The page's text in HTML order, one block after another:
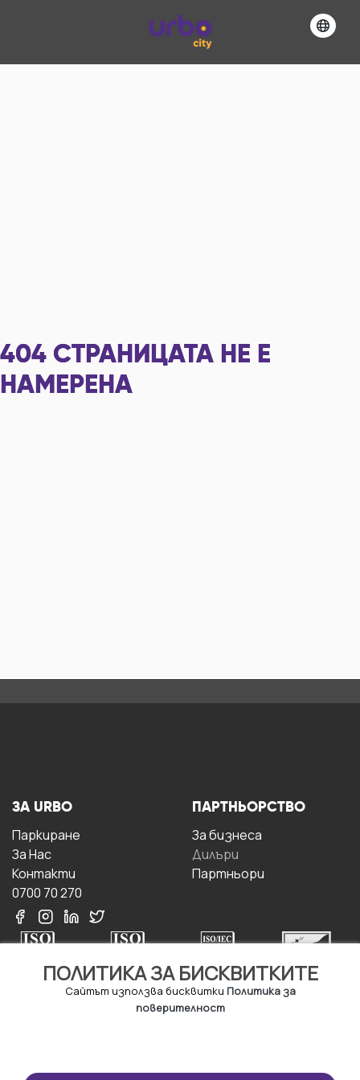
404 СТРАНИЦАТА НЕ Е
НАМЕРЕНА
ПОЛИТИКА ЗА БИСКВИТКИТЕ
Сайтът използва бисквитки Политика за
поверителност
ЗА URBO
Паркиране
За Hас
Контакти
0700 70 270
ПАРТНЬОРСТВО
За бизнесa
Дилъри
Партньори
Правила и условия за